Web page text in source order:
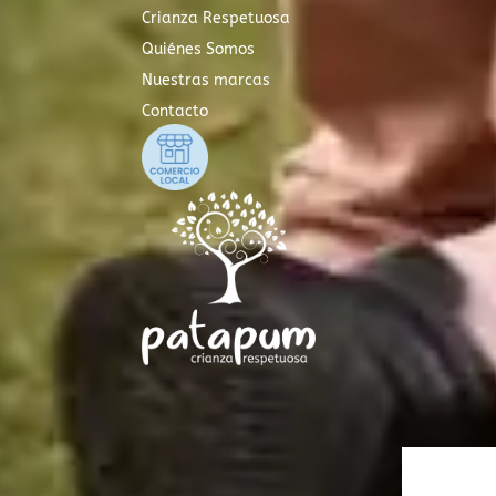
Crianza Respetuosa
Quiénes Somos
Nuestras marcas
Contacto